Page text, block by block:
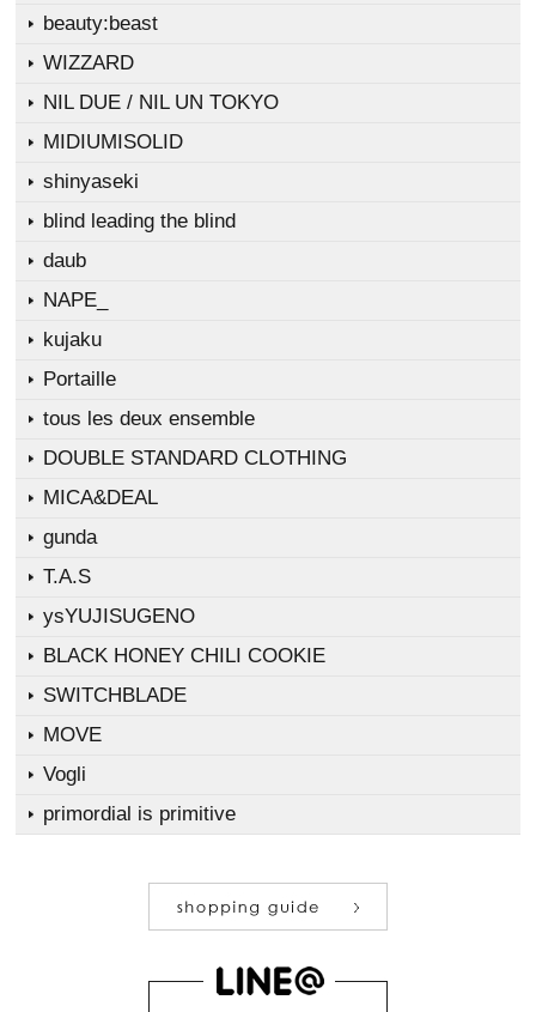
beauty:beast
WIZZARD
NIL DUE / NIL UN TOKYO
MIDIUMISOLID
shinyaseki
blind leading the blind
daub
NAPE_
kujaku
Portaille
tous les deux ensemble
DOUBLE STANDARD CLOTHING
MICA&DEAL
gunda
T.A.S
ysYUJISUGENO
BLACK HONEY CHILI COOKIE
SWITCHBLADE
MOVE
Vogli
primordial is primitive